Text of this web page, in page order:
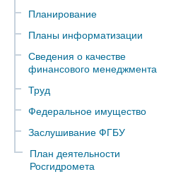
Планирование
Планы информатизации
Сведения о качестве
финансового менеджмента
Труд
Федеральное имущество
Заслушивание ФГБУ
План деятельности
Росгидромета